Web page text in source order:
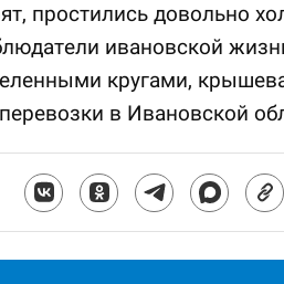
простились довольно
ивановской
кругами,
в Ивановской